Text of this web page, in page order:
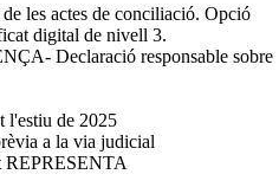
les actes de conciliació. Opció
digital de nivell 3.
Declaració responsable sobre
l'estiu de 2025
a la via judicial
REPRESENTA